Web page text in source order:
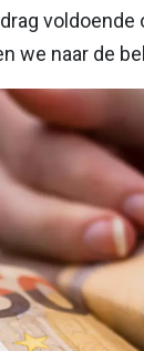
we naar de